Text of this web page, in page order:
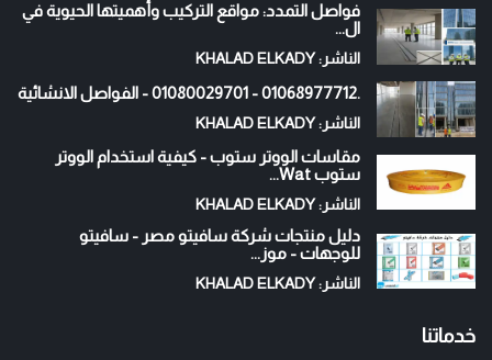
فواصل التمدد: مواقع التركيب وأهميتها الحيوية في
ال...
الناشر: KHALAD ELKADY
.01068977712 - 01080029701 - الفواصل الانشائية
الناشر: KHALAD ELKADY
مقاسات الووتر ستوب - كيفية استخدام الووتر
ستوب Wat...
الناشر: KHALAD ELKADY
دليل منتجات شركة سافيتو مصر - سافيتو
للوجهات - موز...
الناشر: KHALAD ELKADY
خدماتنا